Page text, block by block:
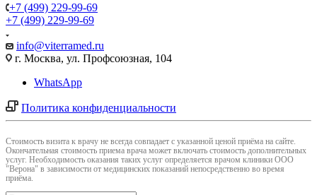
+7 (499) 229-99-69
+7 (499) 229-99-69
info@viterramed.ru
г. Москва, ул. Профсоюзная, 104
WhatsApp
Политика конфиденциальности
Cтоимость визита к врачу не всегда совпадает с указанной ценой приёма на сайте.
Окончательная стоимость приема врача может включать стоимость дополнительных
услуг. Необходимость оказания таких услуг определяется врачом клиники ООО
"Верона" в зависимости от медицинских показаний непосредственно во время
приёма.